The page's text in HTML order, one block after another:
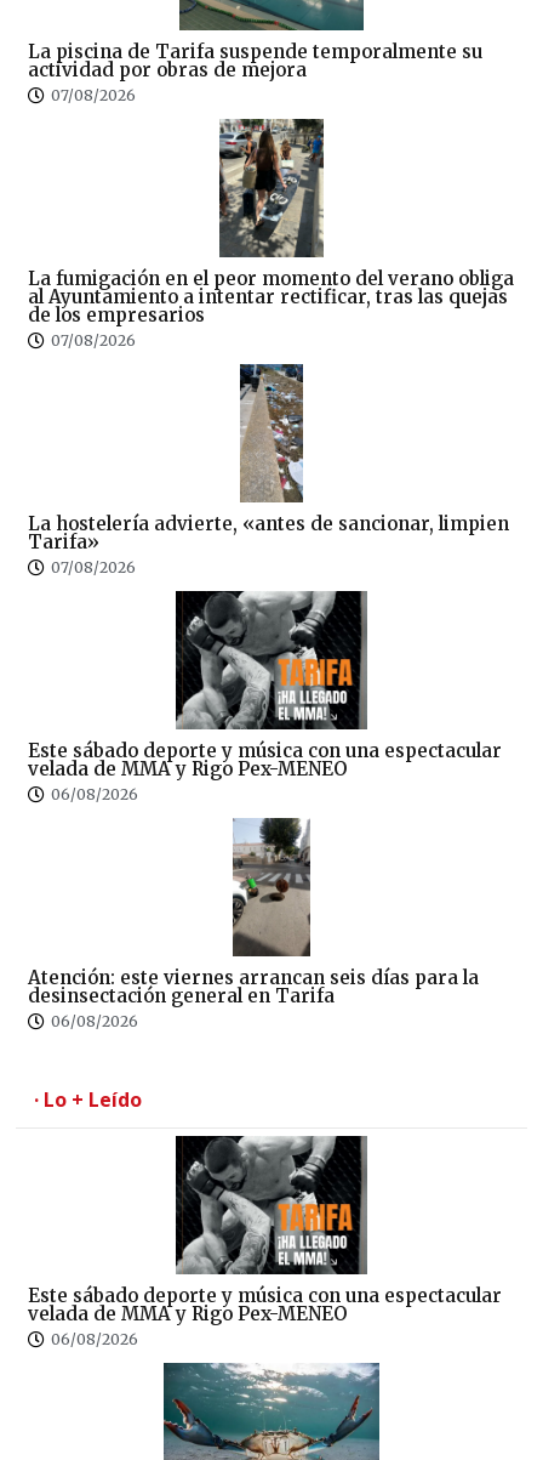
La piscina de Tarifa suspende temporalmente su
actividad por obras de mejora
07/08/2026
La fumigación en el peor momento del verano obliga
al Ayuntamiento a intentar rectificar, tras las quejas
de los empresarios
07/08/2026
La hostelería advierte, «antes de sancionar, limpien
Tarifa»
07/08/2026
Este sábado deporte y música con una espectacular
velada de MMA y Rigo Pex-MENEO
06/08/2026
Atención: este viernes arrancan seis días para la
desinsectación general en Tarifa
06/08/2026
· Lo + Leído
Este sábado deporte y música con una espectacular
velada de MMA y Rigo Pex-MENEO
06/08/2026